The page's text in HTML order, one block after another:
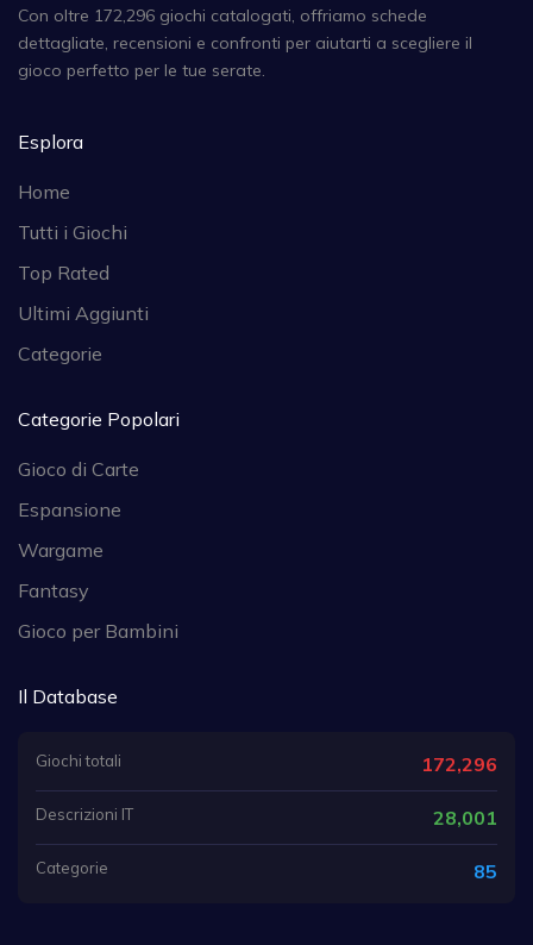
Con oltre 172,296 giochi catalogati, offriamo schede
dettagliate, recensioni e confronti per aiutarti a scegliere il
gioco perfetto per le tue serate.
Esplora
Home
Tutti i Giochi
Top Rated
Ultimi Aggiunti
Categorie
Categorie Popolari
Gioco di Carte
Espansione
Wargame
Fantasy
Gioco per Bambini
Il Database
Giochi totali 172,296
Descrizioni IT 28,001
Categorie 85